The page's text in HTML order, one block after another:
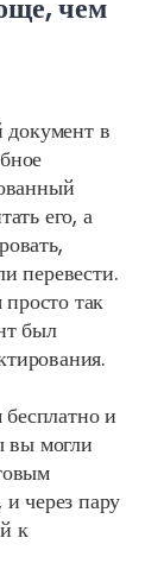
документ в
его, а
перевести.
просто так
был
и
вы могли
через пару
к